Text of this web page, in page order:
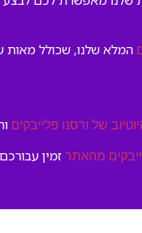
המלא שלנו, שכולל מאות
של ורסנו פלייבקים
מהאתר זמין